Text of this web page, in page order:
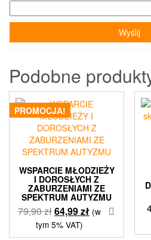
Podobne
PROMOCJA!
WSPARCIE MŁODZIEŻY
I DOROSŁYCH Z
ZABURZENIAMI ZE
SPEKTRUM AUTYZMU
79,90złPierwotna
cena
wynosiła:
64,99złAktualna
wynosi:
(w
tym 5% VAT)